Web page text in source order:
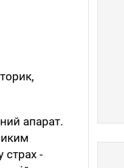
апарат.
страх -